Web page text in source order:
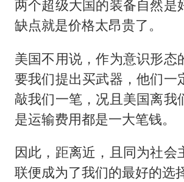
两个超级大国的装备自然是
缺点就是价格太昂贵了。
美国不用说，作为意识形态
要我们提出买武器，他们一
敲我们一笔，况且美国离我
是运输费用都是一大笔钱。
因此，距离近，且同为社会
联便成为了我们的最好的选择